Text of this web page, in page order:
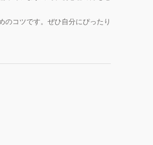
のコツです。ぜひ自分にぴったり